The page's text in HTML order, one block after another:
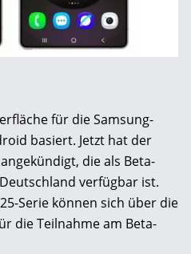
für die Samsung-
basiert. Jetzt hat der
die als Beta-
verfügbar ist.
Serie können sich über die
die Teilnahme am Beta-